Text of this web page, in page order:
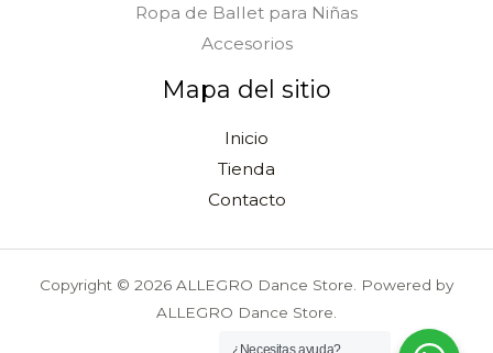
Ropa de Ballet para Niñas
Accesorios
Mapa del sitio
Inicio
Tienda
Contacto
Copyright © 2026 ALLEGRO Dance Store. Powered by
ALLEGRO Dance Store.
¿Necesitas ayuda?